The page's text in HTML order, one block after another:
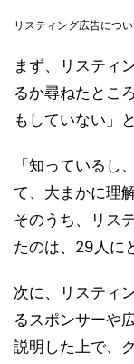
リスティング広告につ
まず、リスティ
るか尋ねたとこ
もしていない」
「知っているし
て、大まかに理
そのうち、リス
たのは、29人に
次に、リスティ
るスポンサーや
説明した上で、